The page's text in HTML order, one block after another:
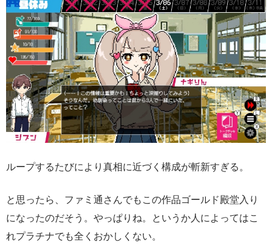
ループするたびにより真相に近づく構成が斬新すぎる。
と思ったら、ファミ通さんでもこの作品ゴールド殿堂入り
になったのだそう。やっぱりね。というか人によってはこ
れプラチナでも全くおかしくない。